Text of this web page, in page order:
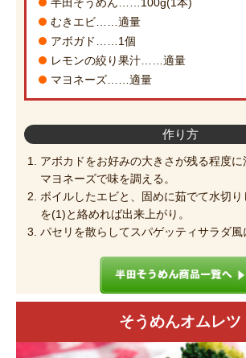
むきエビ……適量
アボガド……1個
レモンの絞り果汁……適量
マヨネーズ……適量
作り方
アボカドをお好みの大きさが残る程度に
マヨネーズで味を調える。
ボイルしたエビと、固めに茹でて水切
を(1)と絡めれば出来上がり。
パセリを散らしてスパゲッティサラダ風
そうめんオムレツ